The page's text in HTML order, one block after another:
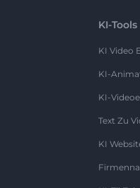
KI-Tools
KI Video
KI-
KI-
Text Zu
KI